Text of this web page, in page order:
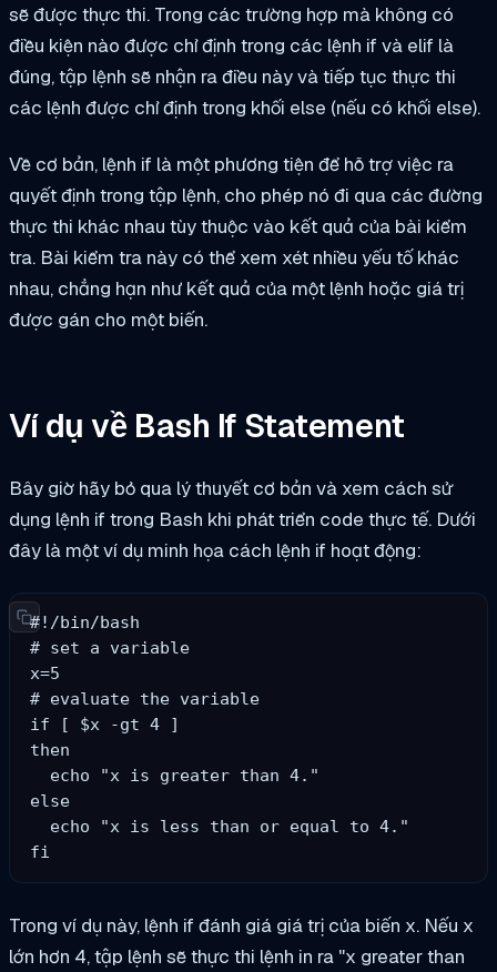
sẽ được thực thi. Trong các trường hợp mà không có
điều kiện nào được chỉ định trong các lệnh if và elif là
đúng, tập lệnh sẽ nhận ra điều này và tiếp tục thực thi
các lệnh được chỉ định trong khối else (nếu có khối else).
Về cơ bản, lệnh if là một phương tiện để hỗ trợ việc ra
quyết định trong tập lệnh, cho phép nó đi qua các đường
thực thi khác nhau tùy thuộc vào kết quả của bài kiểm
tra. Bài kiểm tra này có thể xem xét nhiều yếu tố khác
nhau, chẳng hạn như kết quả của một lệnh hoặc giá trị
được gán cho một biến.
Ví dụ về Bash If Statement
Bây giờ hãy bỏ qua lý thuyết cơ bản và xem cách sử
dụng lệnh if trong Bash khi phát triển code thực tế. Dưới
đây là một ví dụ minh họa cách lệnh if hoạt động:
#!/bin/bash
# set a variable
x=5
# evaluate the variable
if [ $x -gt 4 ]
then
  echo "x is greater than 4."
else
  echo "x is less than or equal to 4."
fi
Trong ví dụ này, lệnh if đánh giá giá trị của biến x. Nếu x
lớn hơn 4, tập lệnh sẽ thực thi lệnh in ra "x greater than